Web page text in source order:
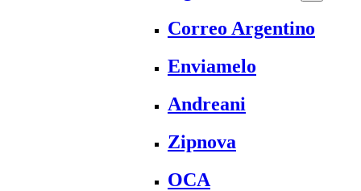
Correo Argentino
Enviamelo
Andreani
Zipnova
OCA